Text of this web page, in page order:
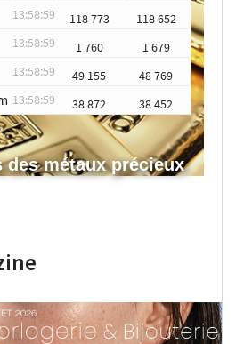
13:58:59 118 773 118 652
13:58:59 1 760 1 679
13:58:59 49 155 48 769
13:58:59 38 872 38 452
des métaux précieux